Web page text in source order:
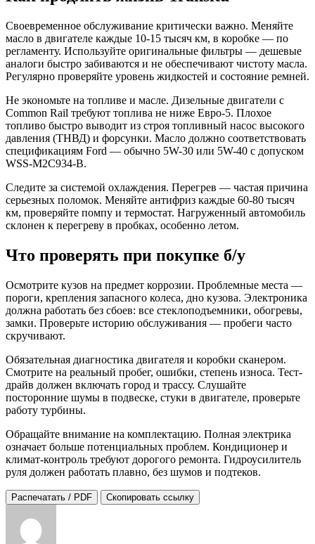
Своевременное обслуживание критически важно. Меняйте
масло в двигателе каждые 10-15 тысяч км, в коробке — по
регламенту. Используйте оригинальные фильтры — дешевые
аналоги быстро забиваются и не обеспечивают чистоту масла.
Регулярно проверяйте уровень жидкостей и состояние ремней.
Не экономьте на топливе и масле. Дизельные двигатели с
Common Rail требуют топлива не ниже Евро-5. Плохое
топливо быстро выводит из строя топливный насос высокого
давления (ТНВД) и форсунки. Масло должно соответствовать
спецификациям Ford — обычно 5W-30 или 5W-40 с допуском
WSS-M2C934-B.
Следите за системой охлаждения. Перегрев — частая причина
серьезных поломок. Меняйте антифриз каждые 60-80 тысяч
км, проверяйте помпу и термостат. Нагруженный автомобиль
склонен к перегреву в пробках, особенно летом.
Что проверять при покупке б/у
Осмотрите кузов на предмет коррозии. Проблемные места —
пороги, крепления запасного колеса, дно кузова. Электроника
должна работать без сбоев: все стеклоподъемники, обогревы,
замки. Проверьте историю обслуживания — пробеги часто
скручивают.
Обязательная диагностика двигателя и коробки сканером.
Смотрите на реальный пробег, ошибки, степень износа. Тест-
драйв должен включать город и трассу. Слушайте
посторонние шумы в подвеске, стуки в двигателе, проверьте
работу турбины.
Обращайте внимание на комплектацию. Полная электрика
означает больше потенциальных проблем. Кондиционер и
климат-контроль требуют дорогого ремонта. Гидроусилитель
руля должен работать плавно, без шумов и подтеков.
Распечатать / PDF Скопировать ссылку